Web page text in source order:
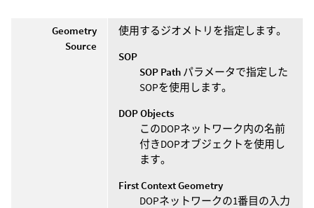
Geometry
Source
使用するジオメトリを指定します。
SOP
SOP Path パラメータで指定した
SOPを使用します。
DOP Objects
このDOPネットワーク内の名前
付きDOPオブジェクトを使用し
ます。
First Context Geometry
DOPネットワークの1番目の入力